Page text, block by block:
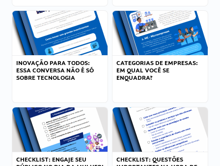
INOVAÇÃO PARA TODOS:
ESSA CONVERSA NÃO É SÓ
SOBRE TECNOLOGIA
CATEGORIAS DE EMPRESAS:
EM QUAL VOCÊ SE
ENQUADRA?
CHECKLIST: ENGAJE SEU
CHECKLIST: QUESTÕES